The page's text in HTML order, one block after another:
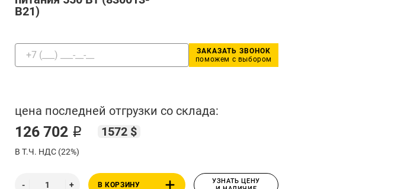
B21)
ЗАКАЗАТЬ ЗВОНОК
поможем с выбором
цена последней отгрузки со склада:
126 702 ₽ 1572 $
В Т.Ч. НДС (22%)
В КОРЗИНУ
УЗНАТЬ ЦЕНУ